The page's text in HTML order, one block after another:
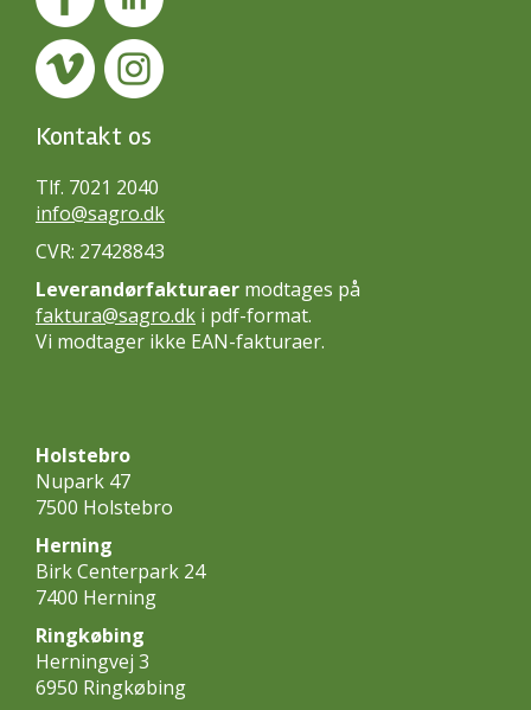
Kontakt os
Tlf. 7021 2040
info@sagro.dk
CVR: 27428843
Leverandørfakturaer modtages på
faktura@sagro.dk i pdf-format.
Vi modtager ikke EAN-fakturaer.
Holstebro
Nupark 47
7500 Holstebro
Herning
Birk Centerpark 24
7400 Herning
Ringkøbing
Herningvej 3
6950 Ringkøbing